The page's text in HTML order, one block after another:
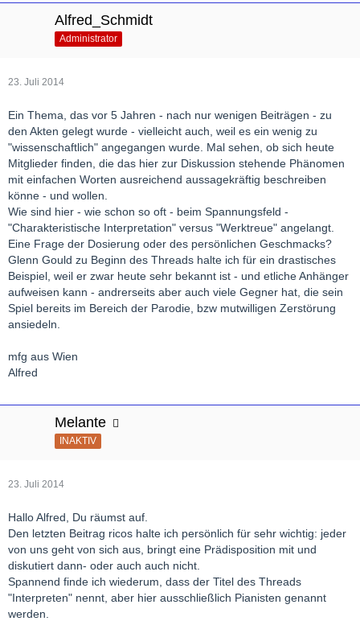
Alfred_Schmidt
Administrator
23. Juli 2014
Ein Thema, das vor 5 Jahren - nach nur wenigen Beiträgen - zu
den Akten gelegt wurde - vielleicht auch, weil es ein wenig zu
"wissenschaftlich" angegangen wurde. Mal sehen, ob sich heute
Mitglieder finden, die das hier zur Diskussion stehende Phänomen
mit einfachen Worten ausreichend aussagekräftig beschreiben
könne - und wollen.
Wie sind hier - wie schon so oft - beim Spannungsfeld -
"Charakteristische Interpretation" versus "Werktreue" angelangt.
Eine Frage der Dosierung oder des persönlichen Geschmacks?
Glenn Gould zu Beginn des Threads halte ich für ein drastisches
Beispiel, weil er zwar heute sehr bekannt ist - und etliche Anhänger
aufweisen kann - andrerseits aber auch viele Gegner hat, die sein
Spiel bereits im Bereich der Parodie, bzw mutwilligen Zerstörung
ansiedeln.
mfg aus Wien
Alfred
Melante
INAKTIV
23. Juli 2014
Hallo Alfred, Du räumst auf.
Den letzten Beitrag ricos halte ich persönlich für sehr wichtig: jeder
von uns geht von sich aus, bringt eine Prädisposition mit und
diskutiert dann- oder auch auch nicht.
Spannend finde ich wiederum, dass der Titel des Threads
"Interpreten" nennt, aber hier ausschließlich Pianisten genannt
werden.